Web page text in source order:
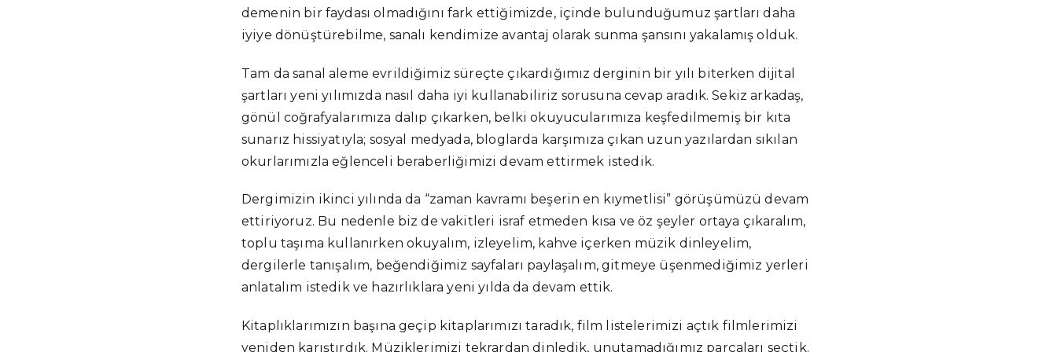
demenin bir faydası olmadığını fark ettiğimizde, içinde bulunduğumuz şartları daha
iyiye dönüştürebilme, sanalı kendimize avantaj olarak sunma şansını yakalamış olduk.
Tam da sanal aleme evrildiğimiz süreçte çıkardığımız derginin bir yılı biterken dijital
şartları yeni yılımızda nasıl daha iyi kullanabiliriz sorusuna cevap aradık. Sekiz arkadaş,
gönül coğrafyalarımıza dalıp çıkarken, belki okuyucularımıza keşfedilmemiş bir kıta
sunarız hissiyatıyla; sosyal medyada, bloglarda karşımıza çıkan uzun yazılardan sıkılan
okurlarımızla eğlenceli beraberliğimizi devam ettirmek istedik.
Dergimizin ikinci yılında da “zaman kavramı beşerin en kıymetlisi” görüşümüzü devam
ettiriyoruz. Bu nedenle biz de vakitleri israf etmeden kısa ve öz şeyler ortaya çıkaralım,
toplu taşıma kullanırken okuyalım, izleyelim, kahve içerken müzik dinleyelim,
dergilerle tanışalım, beğendiğimiz sayfaları paylaşalım, gitmeye üşenmediğimiz yerleri
anlatalım istedik ve hazırlıklara yeni yılda da devam ettik.
Kitaplıklarımızın başına geçip kitaplarımızı taradık, film listelerimizi açtık filmlerimizi
yeniden karıştırdık. Müziklerimizi tekrardan dinledik, unutamadığımız parçaları seçtik.